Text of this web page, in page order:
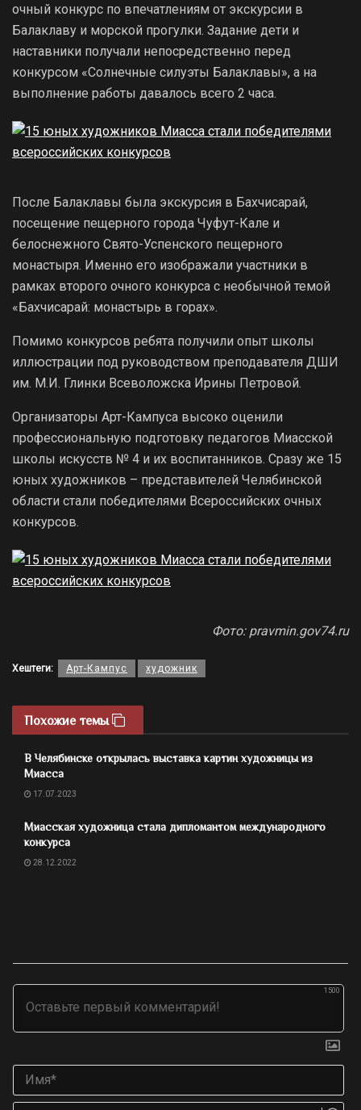
очный конкурс по впечатлениям от экскурсии в
Балаклаву и морской прогулки. Задание дети и
наставники получали непосредственно перед
конкурсом «Солнечные силуэты Балаклавы», а на
выполнение работы давалось всего 2 часа.
После Балаклавы была экскурсия в Бахчисарай,
посещение пещерного города Чуфут-Кале и
белоснежного Свято-Успенского пещерного
монастыря. Именно его изображали участники в
рамках второго очного конкурса с необычной темой
«Бахчисарай: монастырь в горах».
Помимо конкурсов ребята получили опыт школы
иллюстрации под руководством преподавателя ДШИ
им. М.И. Глинки Всеволожска Ирины Петровой.
Организаторы Арт-Кампуса высоко оценили
профессиональную подготовку педагогов Миасской
школы искусств № 4 и их воспитанников. Сразу же 15
юных художников – представителей Челябинской
области стали победителями Всероссийских очных
конкурсов.
Фото: pravmin.gov74.ru
Хештеги: Арт-Кампус художник
Похожие темы
В Челябинске открылась выставка картин художницы из
Миасса
17.07.2023
Миасская художница стала дипломантом международного
конкурса
28.12.2022
1500